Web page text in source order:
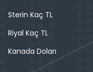
Sterin Kaç TL
Riyal Kaç TL
Kanada Doları